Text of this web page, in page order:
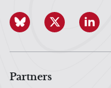
Partners